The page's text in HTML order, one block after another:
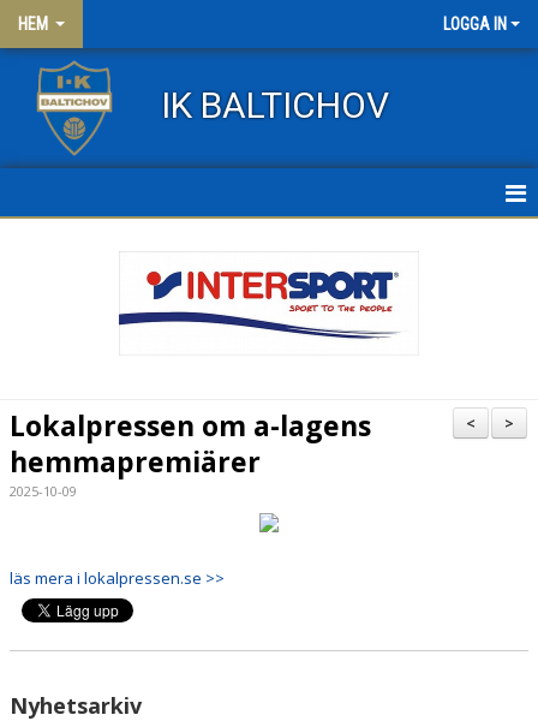
HEM LOGGA IN
IK BALTICHOV
FRITIDSKORTET
KLÄDER
VÅRA LAG & LEDARE
MATCHER
ÅRSMÖTEN
>
<
Lokalpressen om a-lagens
hemmapremiärer
2025-10-09
läs mera i lokalpressen.se >>
Nyhetsarkiv